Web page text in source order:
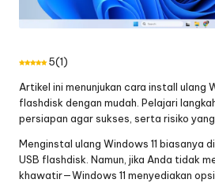
5(1)
Artikel ini menunjukan cara install ulang
flashdisk dengan mudah. Pelajari
persiapan agar sukses, serta risiko
Menginstal ulang Windows 11 biasanya
USB flashdisk. Namun, jika Anda tidak
khawatir—Windows 11 menyediakan